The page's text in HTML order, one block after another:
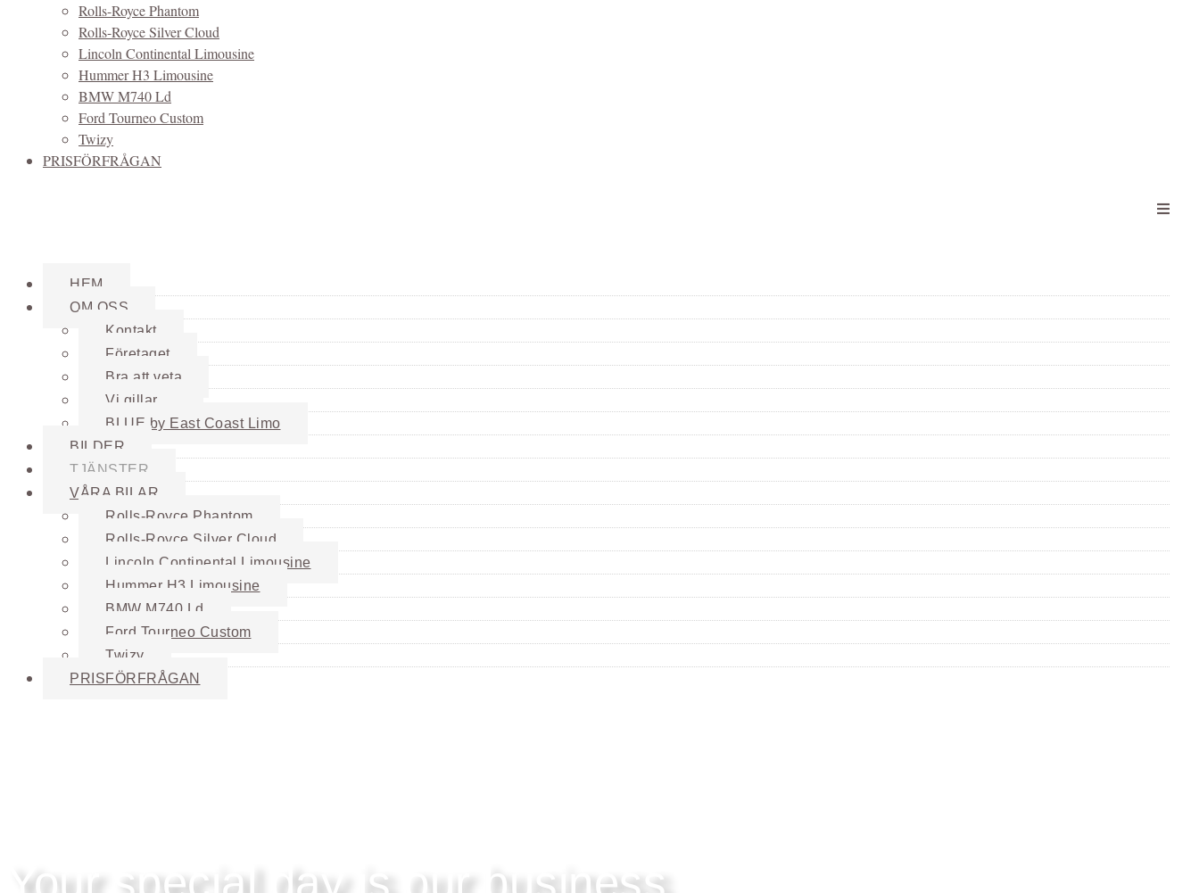
Rolls-Royce Phantom
Rolls-Royce Silver Cloud
Lincoln Continental Limousine
Hummer H3 Limousine
BMW M740 Ld
Ford Tourneo Custom
Twizy
PRISFÖRFRÅGAN
HEM
OM OSS
Kontakt
Företaget
Bra att veta
Vi gillar …
BLUE by East Coast Limo
BILDER
TJÄNSTER
VÅRA BILAR
Rolls-Royce Phantom
Rolls-Royce Silver Cloud
Lincoln Continental Limousine
Hummer H3 Limousine
BMW M740 Ld
Ford Tourneo Custom
Twizy
PRISFÖRFRÅGAN